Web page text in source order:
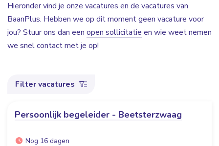
Hieronder vind je onze vacatures en de vacatures van
BaanPlus. Hebben we op dit moment geen vacature voor
jou? Stuur ons dan een open sollicitatie en wie weet nemen
we snel contact met je op!
Filter vacatures
Persoonlijk begeleider - Beetsterzwaag
Nog 16 dagen